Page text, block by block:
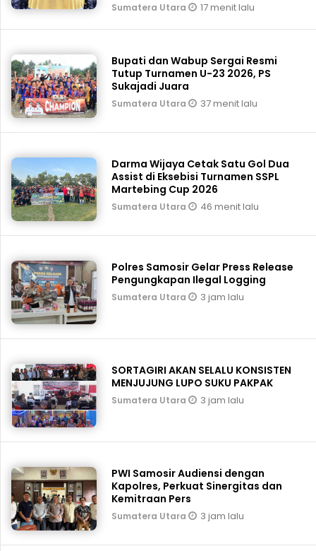
Sumatera Utara 17 menit lalu
Bupati dan Wabup Sergai Resmi
Tutup Turnamen U-23 2026, PS
Sukajadi Juara
Sumatera Utara 37 menit lalu
Darma Wijaya Cetak Satu Gol Dua
Assist di Eksebisi Turnamen SSPL
Martebing Cup 2026
Sumatera Utara 46 menit lalu
Polres Samosir Gelar Press Release
Pengungkapan Ilegal Logging
Sumatera Utara 3 jam lalu
SORTAGIRI AKAN SELALU KONSISTEN
MENJUJUNG LUPO SUKU PAKPAK
Sumatera Utara 3 jam lalu
PWI Samosir Audiensi dengan
Kapolres, Perkuat Sinergitas dan
Kemitraan Pers
Sumatera Utara 3 jam lalu